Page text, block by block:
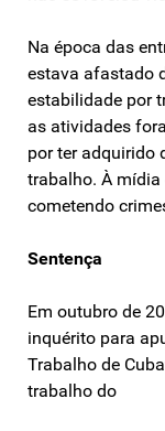
Na época das
estava afastado
estabilidade por
as atividades
por ter adquirido
trabalho. À mídia
cometendo
Sentença
Em outubro de
inquérito para
Trabalho de
trabalho do